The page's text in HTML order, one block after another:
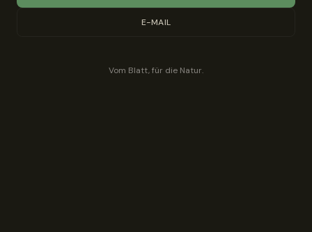
E-MAIL
Vom Blatt, für die Natur.